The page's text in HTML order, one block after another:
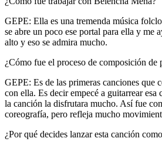
GEPE: Ella es una tremenda música
se abre un poco ese portal para ella y me
alto y eso se admira mucho.
¿Cómo fue el proceso de composición de
GEPE: Es de las primeras canciones que
con ella. Es decir empecé a guitarrear
la canción la disfrutara mucho. Así fue
coreografía, pero refleja mucho
¿Por qué decides lanzar esta canción